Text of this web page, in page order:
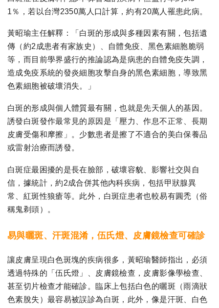
1％，若以台灣2350萬人口計算，約有20萬人罹患此病。
黃昭瑜主任解釋：「白斑的形成與多種因素有關，包括遺
傳（約2成患者有家族史）、自體免疫、黑色素細胞脆弱
等，而目前學界盛行的推論認為是病患的自體免疫失調，
造成免疫系統的發炎細胞攻擊自身的黑色素細胞，導致黑
色素細胞被破壞消失。」
白斑的形成與個人體質最有關，也就是先天個人的基因。
誘發白斑發作最常見的原因是「壓力、作息不正常、長期
皮膚受傷和摩擦」。少數患者是擦了不適合的美白保養品
或雷射治療而誘發。
白斑症最困擾的是長在臉部，破壞容貌、影響社交與自
信，據統計，約2成合併其他內科疾病，包括甲狀腺異
常、紅斑性狼瘡等。此外，白斑症患者也較易有圓禿（俗
稱鬼剃頭）。
易與曬斑、汗斑混淆，伍氏燈、皮膚鏡檢查可確診
讓皮膚呈現白色斑塊的疾病很多，黃昭瑜醫師指出，必須
透過特殊的「伍氏燈」、皮膚鏡檢查，皮膚影像學檢查、
甚至切片檢查才能確診。臨床上包括白色的曬斑（雨滴狀
色素脫失）最容易被誤診為白斑，此外，像是汗斑、白色